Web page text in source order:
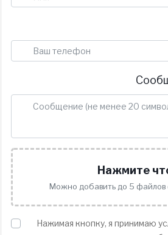
Нажмите
Можно добавить до 5
Нажимая кнопку, я принимаю